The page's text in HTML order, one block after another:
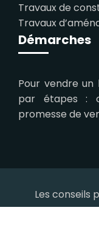
Travaux de
Travaux
Démarches
Pour vendre
par étapes :
promesse de
Les conseils